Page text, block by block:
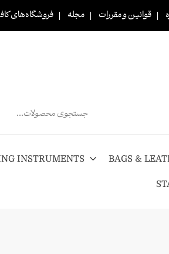
قوانین و مقررات مجله فروشگاه‌های
search
INSTRUMENTS BAGS &